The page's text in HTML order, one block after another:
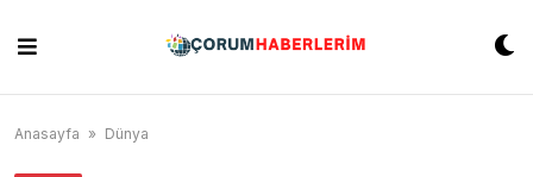
content
Anasayfa » Dünya